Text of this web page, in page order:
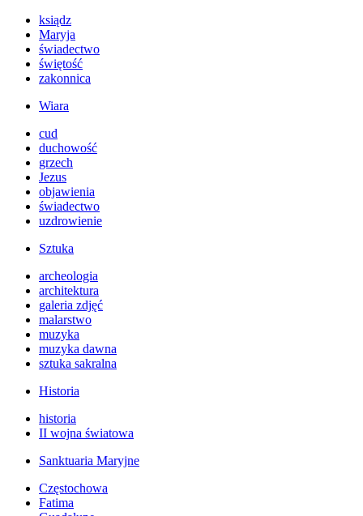
ksiądz
Maryja
świadectwo
świętość
zakonnica
Wiara
cud
duchowość
grzech
Jezus
objawienia
świadectwo
uzdrowienie
Sztuka
archeologia
architektura
galeria zdjęć
malarstwo
muzyka
muzyka dawna
sztuka sakralna
Historia
historia
II wojna światowa
Sanktuaria Maryjne
Częstochowa
Fatima